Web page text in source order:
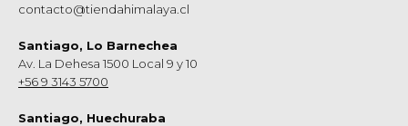
contacto@tiendahimalaya.cl
Santiago, Lo Barnechea
Av. La Dehesa 1500 Local 9 y 10
+56 9 3143 5700
Santiago, Huechuraba